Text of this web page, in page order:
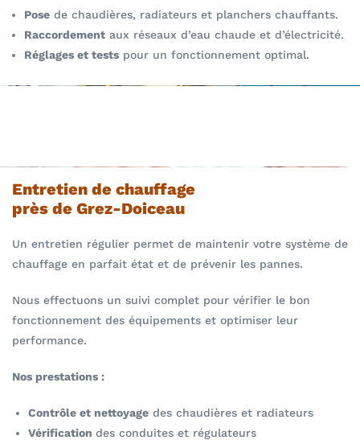
Pose de chaudières, radiateurs et planchers chauffants.
Raccordement aux réseaux d’eau chaude et d’électricité.
Réglages et tests pour un fonctionnement optimal.
Entretien de chauffage
près de Grez-Doiceau
Un entretien régulier permet de maintenir votre système de
chauffage en parfait état et de prévenir les pannes.
Nous effectuons un suivi complet pour vérifier le bon
fonctionnement des équipements et optimiser leur
performance.
Nos prestations :
Contrôle et nettoyage des chaudières et radiateurs
Vérification des conduites et régulateurs